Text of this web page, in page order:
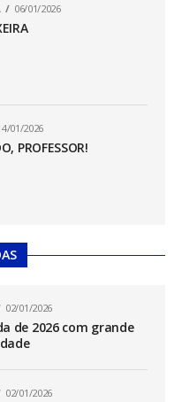
06/01/2026
01/2026
PROFESSOR!
02/01/2026
de 2026 com grande
02/01/2026